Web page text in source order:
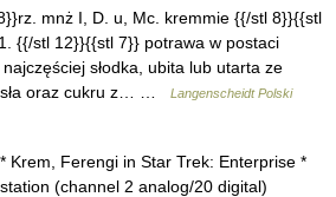
mnż I, D. u, Mc. kremmie {{/stl 8}}{{stl
{{/stl 12}}{{stl 7}} potrawa w postaci
słodka, ubita lub utarta ze
oraz cukru z… …
Langenscheidt Polski
Ferengi in Star Trek: Enterprise *
(channel 2 analog/20 digital)